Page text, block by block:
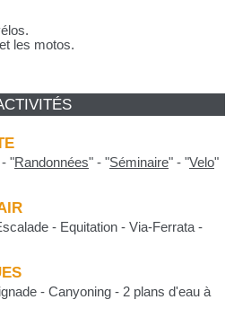
les motos.
- "Randonnées" - "Séminaire" - "Velo"
- Equitation - Via-Ferrata -
- Canyoning - 2 plans d'eau à